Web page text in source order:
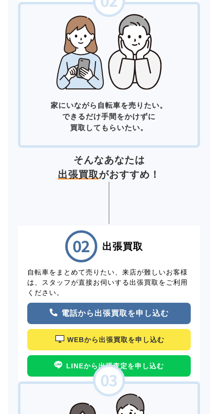
家にいながら自転車を売りたい。
できるだけ手間をかけずに
買取してもらいたい。
そんなあなたは
出張買取がおすすめ！
出張買取
自転車をまとめて売りたい、来店が難しいお客様
は、スタッフが直接お伺いする出張買取をご利用
ください。
電話から出張買取を申し込む
WEBから出張買取を申し込む
LINEから出張査定を申し込む